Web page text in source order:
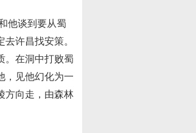
他谈到要从蜀
许昌找安策。
。在洞中打败蜀
，见他幻化为一
方向走，由森林